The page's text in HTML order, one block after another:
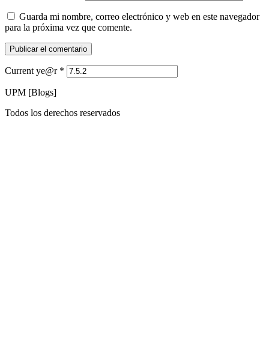
Guarda mi nombre, correo electrónico y web en este navegador
para la próxima vez que comente.
Current ye@r *
UPM [Blogs]
Todos los derechos reservados